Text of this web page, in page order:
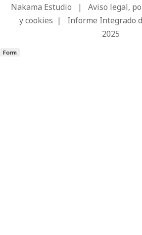
Nakama Estudio | Aviso legal,
y cookies | Informe Integrado
2025
Form